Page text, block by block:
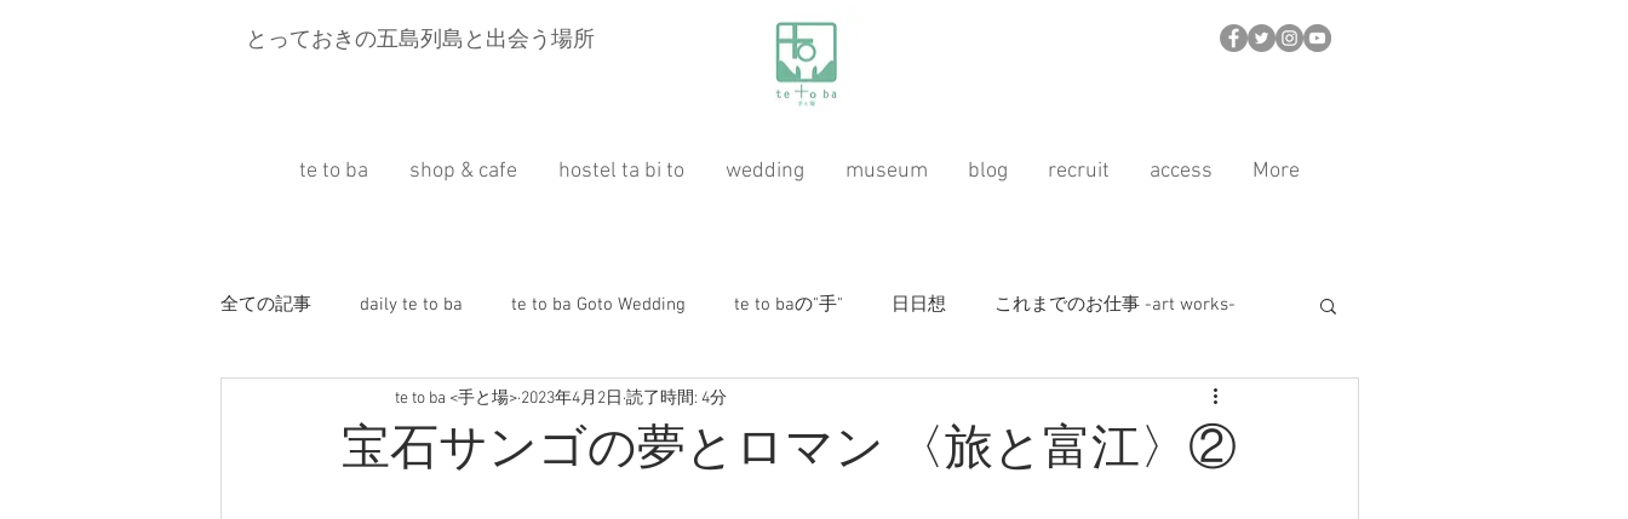
とっておきの五島列島と出会う場所
全ての記事 daily te to ba te to ba Goto Wedding te to baの"手" 日日想 これまでのお仕事 -art works-
Press information 桃源紀行 ガーデニング（ハーブ&自然農）
宝石サンゴの夢とロマン 〈旅と富江〉②
te to ba <手と場> 2023年4月2日 読了時間: 4分
te to ba shop & cafe hostel ta bi to wedding museum blog recruit access More